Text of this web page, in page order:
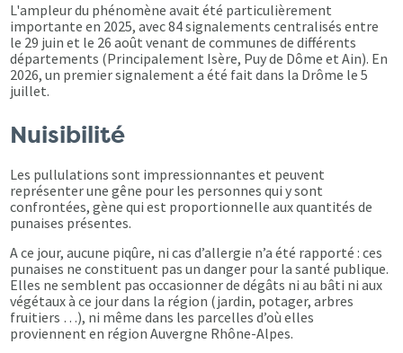
L'ampleur du phénomène avait été particulièrement
importante en 2025, avec 84 signalements centralisés entre
le 29 juin et le 26 août venant de communes de différents
départements (Principalement Isère, Puy de Dôme et Ain). En
2026, un premier signalement a été fait dans la Drôme le 5
juillet.
Nuisibilité
Les pullulations sont impressionnantes et peuvent
représenter une gêne pour les personnes qui y sont
confrontées, gène qui est proportionnelle aux quantités de
punaises présentes.
A ce jour, aucune piqûre, ni cas d’allergie n’a été rapporté : ces
punaises ne constituent pas un danger pour la santé publique.
Elles ne semblent pas occasionner de dégâts ni au bâti ni aux
végétaux à ce jour dans la région (jardin, potager, arbres
fruitiers …), ni même dans les parcelles d’où elles
proviennent en région Auvergne Rhône-Alpes.